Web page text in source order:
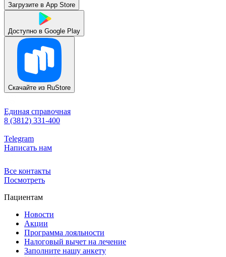
Загрузите в App Store
Доступно в Google Play
Скачайте из RuStore
Единая справочная
8 (3812) 331-400
Telegram
Написать нам
Все контакты
Посмотреть
Пациентам
Новости
Акции
Программа лояльности
Налоговый вычет на лечение
Заполните нашу анкету